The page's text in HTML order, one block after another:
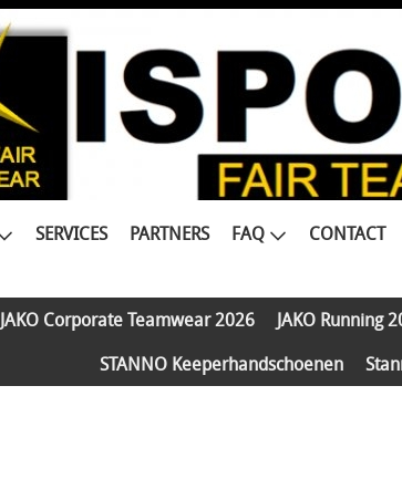
SERVICES PARTNERS FAQ CONTACT
JAKO Corporate Teamwear 2026 JAKO Running
STANNO Keeperhandschoenen